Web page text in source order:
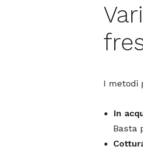
I metodi
In
Basta